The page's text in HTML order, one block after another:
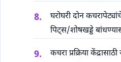
घरोघरी दोन
पिट्स/शोषखड्डे
कचरा प्रक्रिया